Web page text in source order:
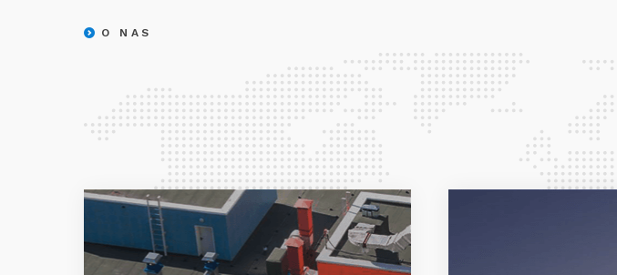
O NAS